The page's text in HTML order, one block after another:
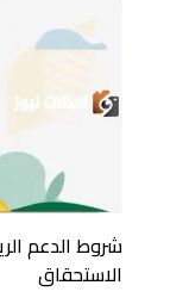
شروط الدعم
الاستحقاق